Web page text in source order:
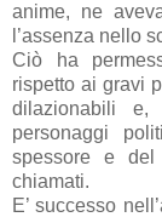
anime, ne
l’assenza nello
Ciò ha
rispetto ai gravi
dilazionabili
personaggi
spessore e
chiamati.
E’ successo